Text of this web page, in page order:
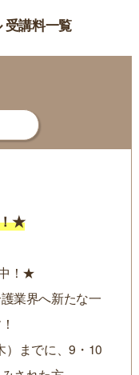
講料一覧
★
！★
業界へ新たな一
）までに、9・10